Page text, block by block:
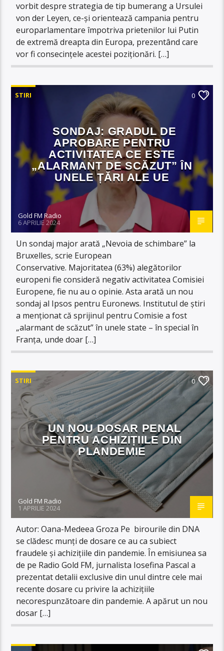
vorbit despre strategia de tip bumerang a Ursulei
von der Leyen, ce-și orientează campania pentru
europarlamentare împotriva prietenilor lui Putin
de extremă dreapta din Europa, prezentând care
vor fi consecințele acestei poziționări. […]
STIRI 0
SONDAJ: GRADUL DE
APROBARE PENTRU
ACTIVITATEA CE ESTE
„ALARMANT DE SCĂZUT” ÎN
UNELE ȚĂRI ALE UE
Gold FM Radio
6 APRILIE 2024
Un sondaj major arată „Nevoia de schimbare” la
Bruxelles, scrie European
Conservative. Majoritatea (63%) alegătorilor
europeni fie consideră negativ activitatea Comisiei
Europene, fie nu au o opinie. Asta arată un nou
sondaj al Ipsos pentru Euronews. Institutul de știri
a menționat că sprijinul pentru Comisie a fost
„alarmant de scăzut” în unele state – în special în
Franța, unde doar […]
STIRI 0
UN NOU DOSAR PENAL
PENTRU ACHIZIȚIILE DIN
PLANDEMIE
Gold FM Radio
1 APRILIE 2024
Autor: Oana-Medeea Groza Pe birourile din DNA
se clădesc munți de dosare ce au ca subiect
fraudele și achizițiile din pandemie. În emisiunea sa
de pe Radio Gold FM, jurnalista Iosefina Pascal a
prezentat detalii exclusive din unul dintre cele mai
recente dosare cu privire la achizițiile
necorespunzătoare din pandemie. A apărut un nou
dosar […]